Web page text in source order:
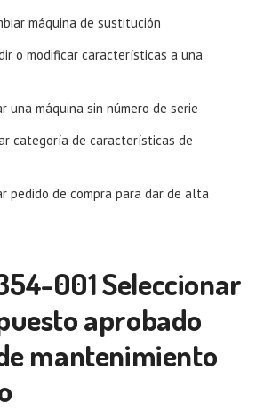
máquina de sustitución
o modificar características a una
una máquina sin número de serie
categoría de características de
pedido de compra para dar de alta
001 Seleccionar
aprobado
mantenimiento